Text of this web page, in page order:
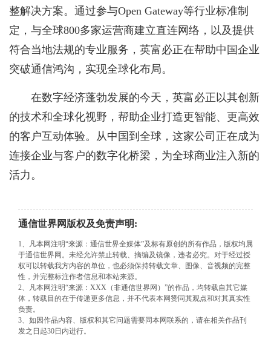
整解决方案。通过参与Open Gateway等行业标准制
定，与全球800多家运营商建立直连网络，以及提供
符合当地法规的专业服务，英富必正在帮助中国企业
突破通信鸿沟，实现全球化布局。
在数字经济蓬勃发展的今天，英富必正以其创新
的技术和全球化视野，帮助企业打造更智能、更高效
的客户互动体验。从中国到全球，这家公司正在成为
连接企业与客户的数字化桥梁，为全球商业注入新的
活力。
通信世界网版权及免责声明:
1、凡本网注明“来源：通信世界全媒体”及标有原创的所有作品，版权均属
于通信世界网。未经允许禁止转载、摘编及镜像，违者必究。对于经过授
权可以转载我方内容的单位，也必须保持转载文章、图像、音视频的完整
性，并完整标注作者信息和本站来源。
2、凡本网注明“来源：XXX（非通信世界网）”的作品，均转载自其它媒
体，转载目的在于传递更多信息，并不代表本网赞同其观点和对其真实性
负责。
3、如因作品内容、版权和其它问题需要同本网联系的，请在相关作品刊
发之日起30日内进行。